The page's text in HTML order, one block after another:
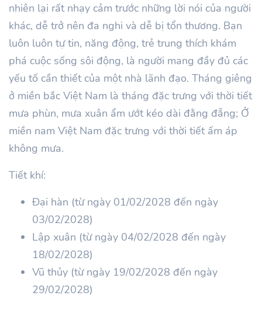
nhiên lại rất nhạy cảm trước những lời nói của người
khác, dễ trở nên đa nghi và dễ bị tổn thương. Bạn
luôn luôn tự tin, năng động, trẻ trung thích khám
phá cuộc sống sôi động, là người mang đầy đủ các
yếu tố cần thiết của một nhà lãnh đạo. Tháng giêng
ở miền bắc Việt Nam là tháng đặc trưng với thời tiết
mưa phùn, mưa xuân ẩm ướt kéo dài đằng đẵng; Ở
miền nam Việt Nam đặc trưng với thời tiết ấm áp
không mưa.
Tiết khí:
Đại hàn (từ ngày 01/02/2028 đến ngày
03/02/2028)
Lập xuân (từ ngày 04/02/2028 đến ngày
18/02/2028)
Vũ thủy (từ ngày 19/02/2028 đến ngày
29/02/2028)